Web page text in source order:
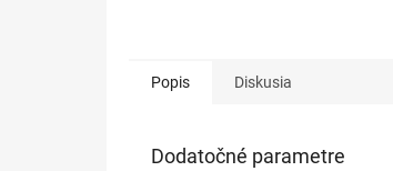
Popis Diskusia
Dodatočné parametre